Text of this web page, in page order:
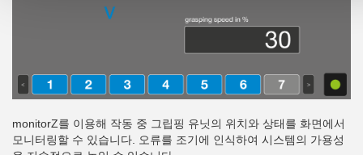
monitorZ를 이용해 작동 중 그립핑 유닛의 위치와 상태를 화면에서
모니터링할 수 있습니다. 오류를 조기에 인식하여 시스템의 가용성